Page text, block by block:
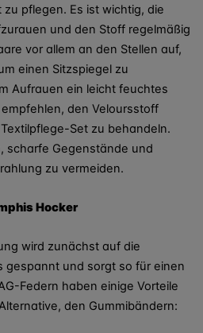
pflegen. Es ist wichtig, die
und den Stoff regelmäßig
vor allem an den Stellen auf,
einen Sitzspiegel zu
Aufrauen ein leicht feuchtes
den Veloursstoff
Set zu behandeln.
scharfe Gegenstände und
zu vermeiden.
Hocker
wird zunächst auf die
gespannt und sorgt so für einen
Federn haben einige Vorteile
den Gummibändern: